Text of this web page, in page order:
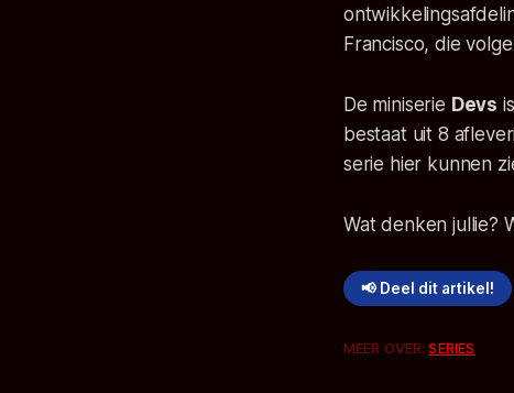
Francisco, die
De miniserie Devs
bestaat uit 8
serie hier kunnen
Wat denken jullie?
📢 Deel dit artikel!
MEER OVER:SERIES